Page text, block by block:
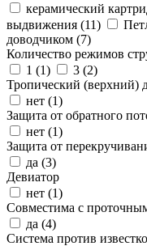
керамический
выдвижения (11)
доводчиком (7)
Количество режимов
1 (1) 3 (2)
Тропический (верхний)
нет (1)
Защита от обратного
нет (1)
Защита от
да (3)
Девиатор
нет (1)
Совместима с
да (4)
Система против